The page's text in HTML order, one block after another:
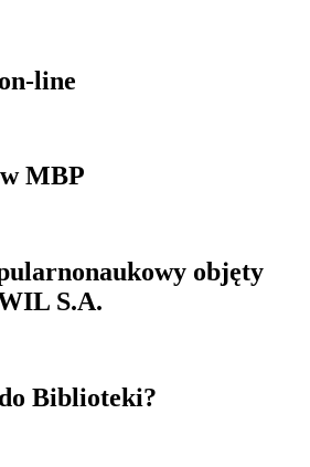
line
MBP
objęty
S.A.
Biblioteki?